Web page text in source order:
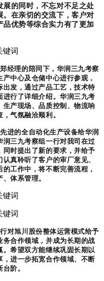
的同时，不忘对不足之处
在亲切的交流下，客户对
优势等综合实力有了更加
经理的陪同下，华润三九考察
中心及仓储中心进行参观，
发，通过产品工艺，技术特
进行了详细介绍。华润三九考
产现场、品质控制、物流响
气氛融洽顺利。
进的全自动化生产设备给华润
润三九考察组一行对我司在过
时提出了新的要求，并给予
真聆听了客户的审厂意见、
工作中，将不断完善流程，
体系管理。
对旭川股份整体运营模式给予
务合作领域，并成为长期的战
希望双方能继续巩固长期以
进一步拓宽合作领域、不断
阶。